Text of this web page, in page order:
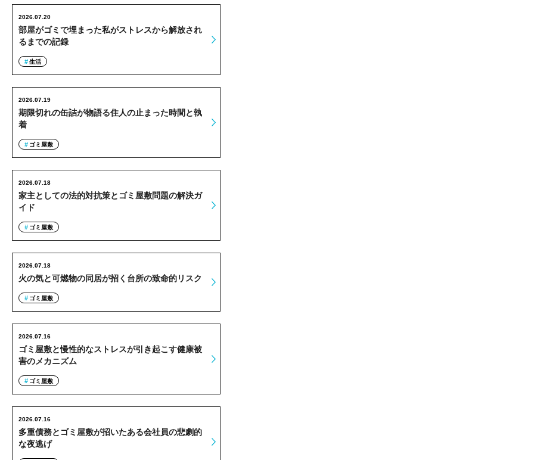
部屋がゴミで埋まった私がストレスから解放され
るまでの記録
2026.07.20
生活
期限切れの缶詰が物語る住人の止まった時間と執
着
2026.07.19
ゴミ屋敷
家主としての法的対抗策とゴミ屋敷問題の解決ガ
イド
2026.07.18
ゴミ屋敷
火の気と可燃物の同居が招く台所の致命的リスク
2026.07.18
ゴミ屋敷
ゴミ屋敷と慢性的なストレスが引き起こす健康被
害のメカニズム
2026.07.16
ゴミ屋敷
多重債務とゴミ屋敷が招いたある会社員の悲劇的
な夜逃げ
2026.07.16